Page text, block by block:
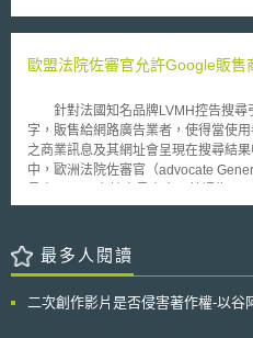
且提高資助資金的數額，將對企業補
業的創新能力與競爭力；企業與合作
遠端醫療亦納入之。 根據目前之諮詢狀況（已於今年2月15日結束），
雜，若能整合各醫療單位之就診紀錄
患之個資方面保護，該部表示，首先
數，只有患者之核心醫療參數才會上
非醫療目的外之使用（例如就業及保
非法使用亦將處罰之。 另外為尊重病患個人之資訊自決權，NEHR亦提
供了病患選擇退出機制（opt-out）以
病歷時，卻無醫療紀錄可供查詢之窘境
歐盟法院佐審官允許Google販售
針對法國知名品牌LVMH控告搜尋
字，販售給網路廣告業者，使得當使
之商業訊息及其網址會呈現在搜尋結
中，歐洲法院佐審官（advocate
關鍵字並不構成商標侵權，選擇關鍵
之使用。另外，根據關鍵字搜尋結果
費者對原始產品或服務混淆的風險。
找商標擁有者的網址。消費者會依據
最多人閱讀
二次創作影片是否侵害著作權-以谷